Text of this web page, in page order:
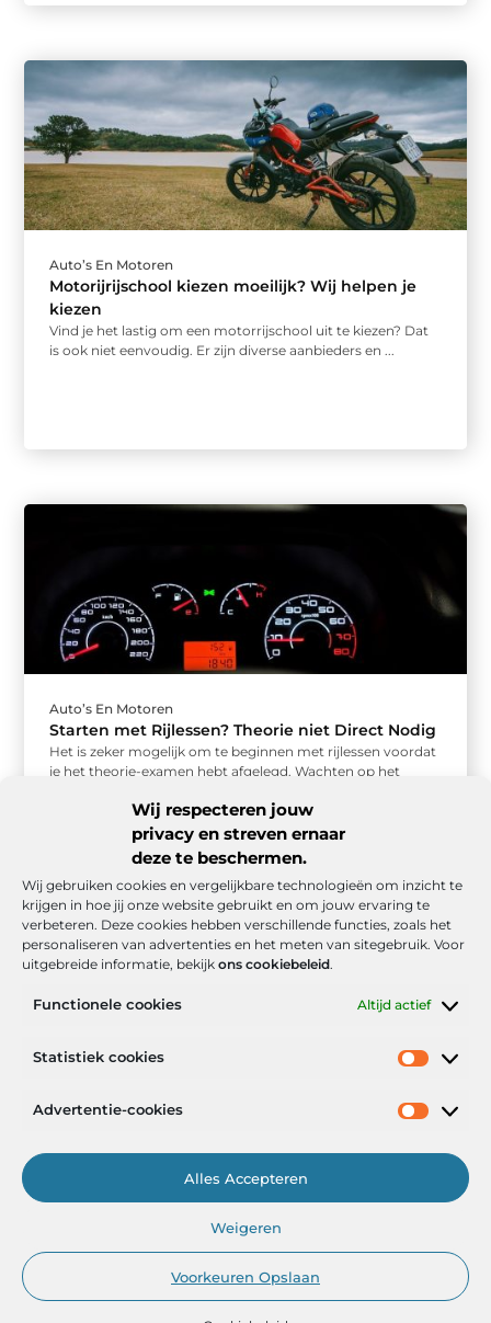
Wij respecteren jouw
privacy en streven ernaar
deze te beschermen.
Wij gebruiken cookies en vergelijkbare technologieën om inzicht te
krijgen in hoe jij onze website gebruikt en om jouw ervaring te
verbeteren. Deze cookies hebben verschillende functies, zoals het
personaliseren van advertenties en het meten van sitegebruik. Voor
uitgebreide informatie, bekijk ons cookiebeleid.
Functionele cookies Altijd actief
Statistiek cookies
Advertentie-cookies
Alles Accepteren
Weigeren
Voorkeuren Opslaan
Auto’s En Motoren
Motorijrijschool kiezen moeilijk? Wij helpen je
kiezen
Vind je het lastig om een motorrijschool uit te kiezen? Dat
is ook niet eenvoudig. Er zijn diverse aanbieders en ...
Auto’s En Motoren
Starten met Rijlessen? Theorie niet Direct Nodig
Het is zeker mogelijk om te beginnen met rijlessen voordat
je het theorie-examen hebt afgelegd. Wachten op het
Het Portaal voor Inzichten en Inspiratie
— AdviesPortal.nl verzamelt de beste blogs en artikelen om jou te
helpen groeien. Ontdek, leer en laat je inspireren!
Onze informatie